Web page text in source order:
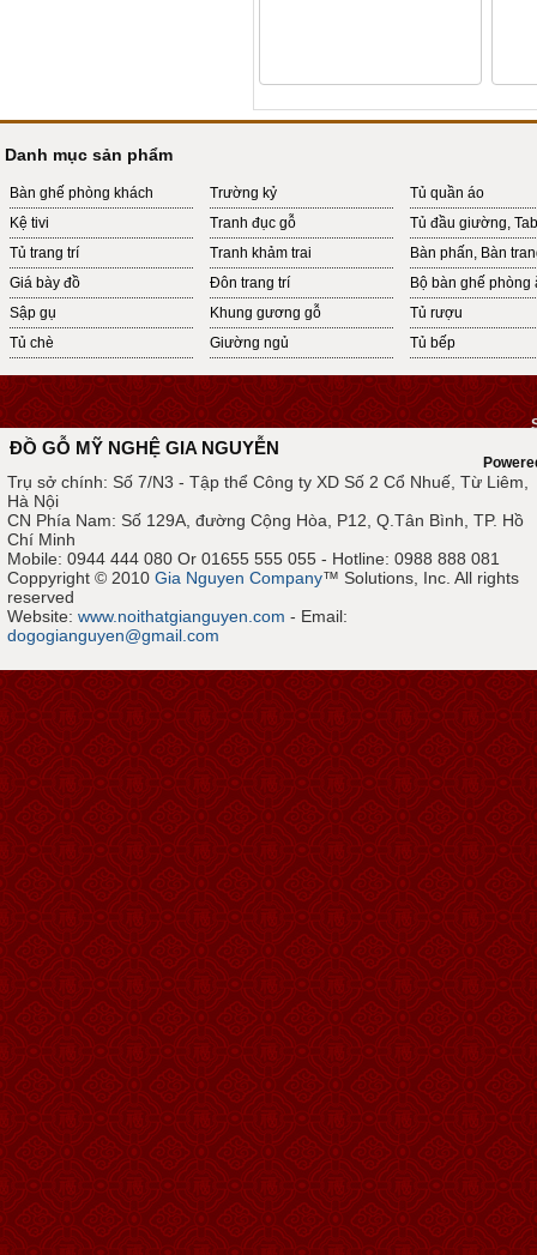
Danh mục sản phẩm
Bàn ghế phòng khách
Kệ tivi
Tủ trang trí
Giá bày đồ
Sập gụ
Tủ chè
Trường kỷ
Tranh đục gỗ
Tranh khảm trai
Đôn trang trí
Khung gương gỗ
Giường ngủ
Tủ quần áo
Tủ đầu giường,
Bàn phấn, Bàn
Bộ bàn ghế phòng
Tủ rượu
Tủ bếp
ĐỒ GỖ MỸ NGHỆ GIA NGUYỄN
Trụ sở chính: Số 7/N3 - Tập thể Công ty XD Số 2 Cổ Nhuế, Từ Liêm,
Hà Nội
CN Phía Nam: Số 129A, đường Cộng Hòa, P12, Q.Tân Bình, TP. Hồ
Chí Minh
Mobile: 0944 444 080 Or 01655 555 055 - Hotline: 0988 888 081
Coppyright © 2010 Gia Nguyen Company™ Solutions, Inc. All rights
reserved
Website: www.noithatgianguyen.com - Email:
dogogianguyen@gmail.com